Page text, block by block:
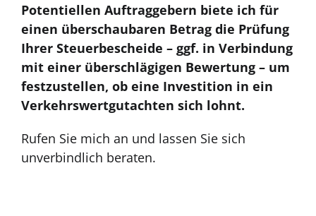
Potentiellen Auftraggebern biete ich für
einen überschaubaren Betrag die Prüfung
Ihrer Steuerbescheide – ggf. in Verbindung
mit einer überschlägigen Bewertung – um
festzustellen, ob eine Investition in ein
Verkehrswertgutachten sich lohnt.
Rufen Sie mich an und lassen Sie sich
unverbindlich beraten.